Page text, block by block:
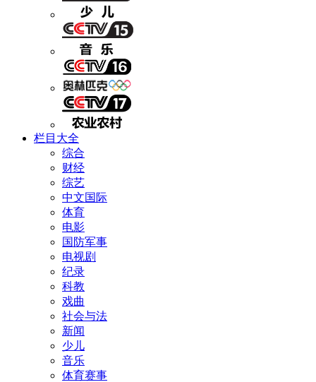
栏目大全
综合
财经
综艺
中文国际
体育
电影
国防军事
电视剧
纪录
科教
戏曲
社会与法
新闻
少儿
音乐
体育赛事